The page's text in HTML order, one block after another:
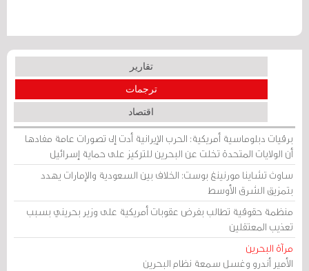
تقارير
ترجمات
اقتصاد
برقيات دبلوماسية أمريكية: الحرب الإيرانية أدت إلى تصورات عامة مفادها
أن الولايات المتحدة تخلت عن البحرين للتركيز على حماية إسرائيل
ساوث تشاينا مورنينغ بوست: الخلاف بين السعودية والإمارات يهدد
بتمزيق الشرق الأوسط
منظمة حقوقية تطالب بفرض عقوبات أمريكية على وزير بحريني بسبب
تعذيب المعتقلين
مرآة البحرين
الأمير أندرو وغسل سمعة نظام البحرين